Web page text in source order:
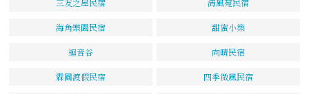
海角樂園民宿 甜蜜小築
迴音谷 向晴民宿
霖園渡假民宿 四季微風民宿